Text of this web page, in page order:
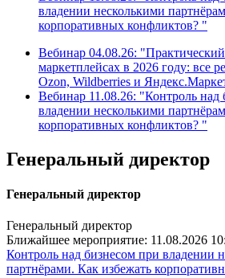
владении несколькими
корпоративных конфликтов? "
Вебинар 04.08.26:
маркетплейсах в 2026 году: все
Ozon, Wildberries и
Вебинар 11.08.26: "Контроль над
владении несколькими
корпоративных конфликтов? "
Генеральный директор
Генеральный директор
Генеральный директор
Ближайшее мероприятие: 11.08.2026
Контроль над бизнесом при владении
партнёрами. Как избежать